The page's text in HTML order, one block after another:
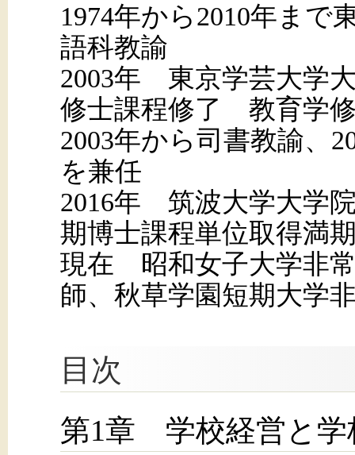
1974年から2010年まで
語科教諭
2003年 東京学芸大学
修士課程修了 教育学
2003年から司書教諭、
を兼任
2016年 筑波大学大学
期博士課程単位取得満
現在 昭和女子大学非
師、秋草学園短期大学
目次
第1章 学校経営と学